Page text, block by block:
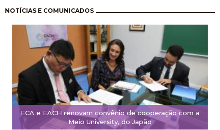
NOTÍCIAS E COMUNICADOS
ECA e EACH renovam convênio de cooperação com a
Meio University, do Japão
Paginação